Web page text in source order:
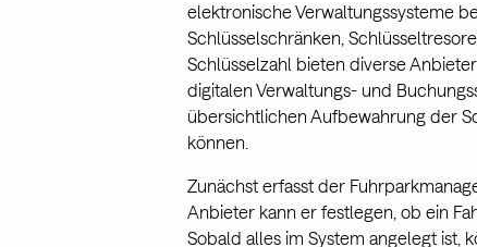
elektronische Verwaltungssysteme
Schlüsselschränken,
Schlüsselzahl bieten diverse
digitalen Verwaltungs- und
übersichtlichen Aufbewahrung der
können.
Zunächst erfasst der
Anbieter kann er festlegen, ob ein
Sobald alles im System angelegt ist,